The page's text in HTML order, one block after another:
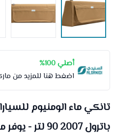
أصلي 100%
اضغط هنا للمزيد من
تانكي ماء الومنيوم
باترول 2007